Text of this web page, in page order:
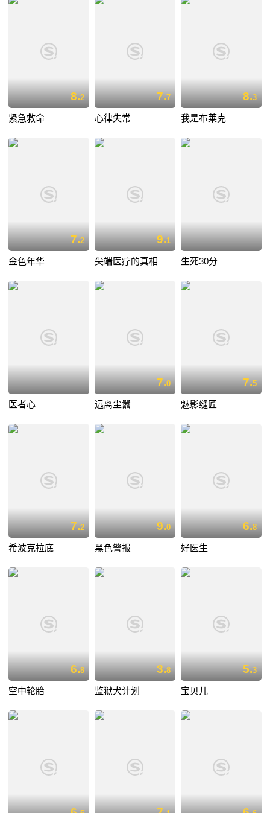
8.2
紧急救命
7.7
心律失常
8.3
我是布莱克
7.2
金色年华
9.1
尖端医疗的真相 生死30分
医者心
7.0
远离尘嚣
7.5
魅影缝匠
7.2
希波克拉底
9.0
黑色警报
6.8
好医生
6.8
空中轮胎
3.8
监狱犬计划
5.3
宝贝儿